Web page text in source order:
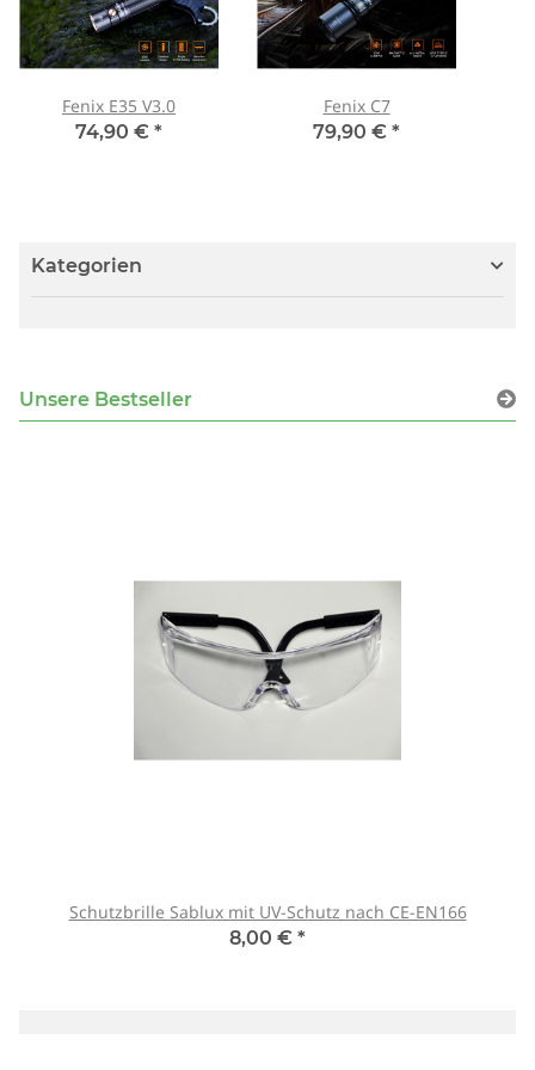
Fenix E35 V3.0
74,90 € *
Fenix C7
79,90 € *
Kategorien
Unsere Bestseller
Schutzbrille Sablux mit UV-Schutz nach CE-EN166
8,00 € *